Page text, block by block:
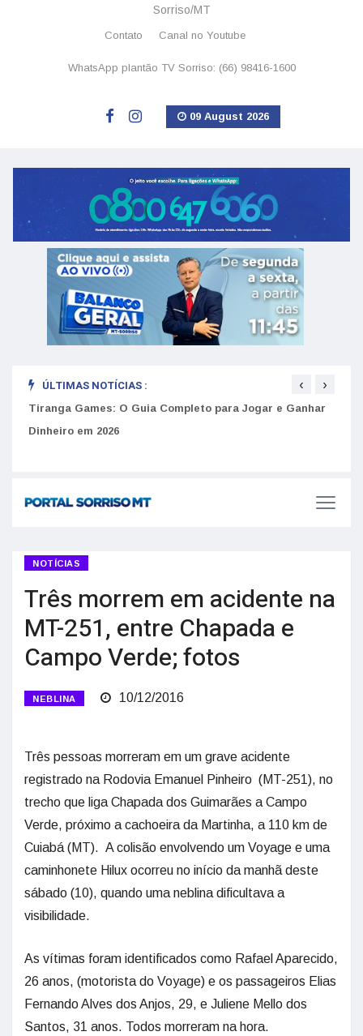
Sorriso/MT
Contato Canal no Youtube
WhatsApp plantão TV Sorriso: (66) 98416-1600
09 August 2026
ÚLTIMAS NOTÍCIAS :
Tiranga Games: O Guia Completo para Jogar e Ganhar
Dinheiro em 2026
‹ ›
NOTÍCIAS
Três morrem em acidente na
MT-251, entre Chapada e
Campo Verde; fotos
NEBLINA 10/12/2016
Três pessoas morreram em um grave acidente
registrado na Rodovia Emanuel Pinheiro (MT-251), no
trecho que liga Chapada dos Guimarães a Campo
Verde, próximo a cachoeira da Martinha, a 110 km de
Cuiabá (MT). A colisão envolvendo um Voyage e uma
caminhonete Hilux ocorreu no início da manhã deste
sábado (10), quando uma neblina dificultava a
visibilidade.
As vítimas foram identificados como Rafael Aparecido,
26 anos, (motorista do Voyage) e os passageiros Elias
Fernando Alves dos Anjos, 29, e Juliene Mello dos
Santos, 31 anos. Todos morreram na hora.